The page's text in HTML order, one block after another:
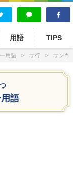
用語 TIPS
用語 サ行 サンキ
語